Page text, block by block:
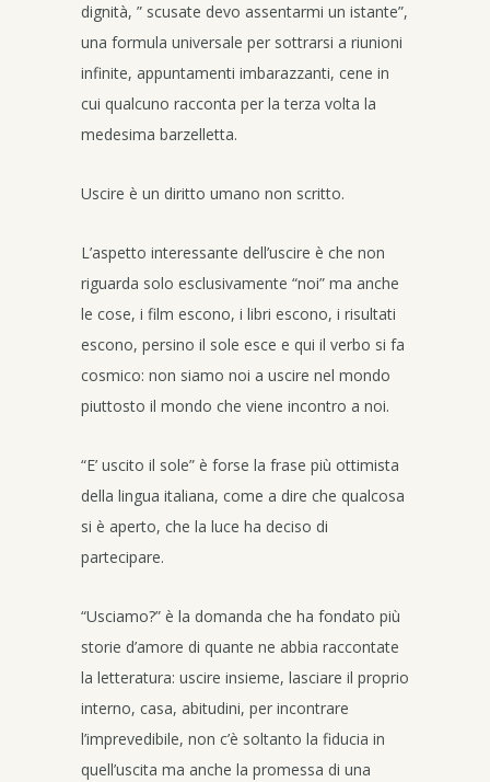
dignità, ” scusate devo assentarmi un istante”,
una formula universale per sottrarsi a riunioni
infinite, appuntamenti imbarazzanti, cene in
cui qualcuno racconta per la terza volta la
medesima barzelletta.
Uscire è un diritto umano non scritto.
L’aspetto interessante dell’uscire è che non
riguarda solo esclusivamente “noi” ma anche
le cose, i film escono, i libri escono, i risultati
escono, persino il sole esce e qui il verbo si fa
cosmico: non siamo noi a uscire nel mondo
piuttosto il mondo che viene incontro a noi.
“E’ uscito il sole” è forse la frase più ottimista
della lingua italiana, come a dire che qualcosa
si è aperto, che la luce ha deciso di
partecipare.
“Usciamo?” è la domanda che ha fondato più
storie d’amore di quante ne abbia raccontate
la letteratura: uscire insieme, lasciare il proprio
interno, casa, abitudini, per incontrare
l’imprevedibile, non c’è soltanto la fiducia in
quell’uscita ma anche la promessa di una